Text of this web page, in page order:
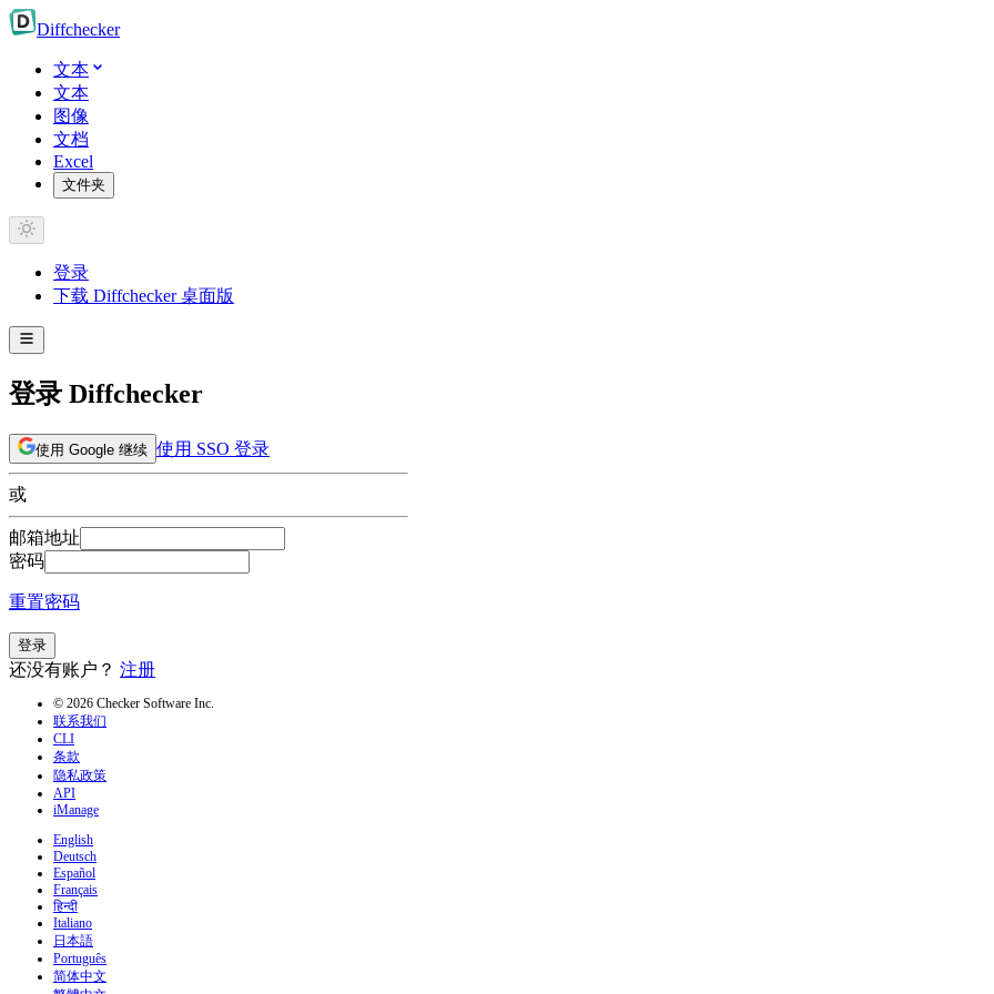
Diffchecker
文本
文本
图像
文档
Excel
文件夹
登录
下载 Diffchecker 桌面版
登录 Diffchecker
使用 Google 继续 使用 SSO 登录
或
邮箱地址
密码
重置密码
登录
还没有账户？ 注册
© 2026 Checker Software Inc.
联系我们
CLI
条款
隐私政策
API
iManage
English
Deutsch
Español
Français
हिन्दी
Italiano
日本語
Português
简体中文